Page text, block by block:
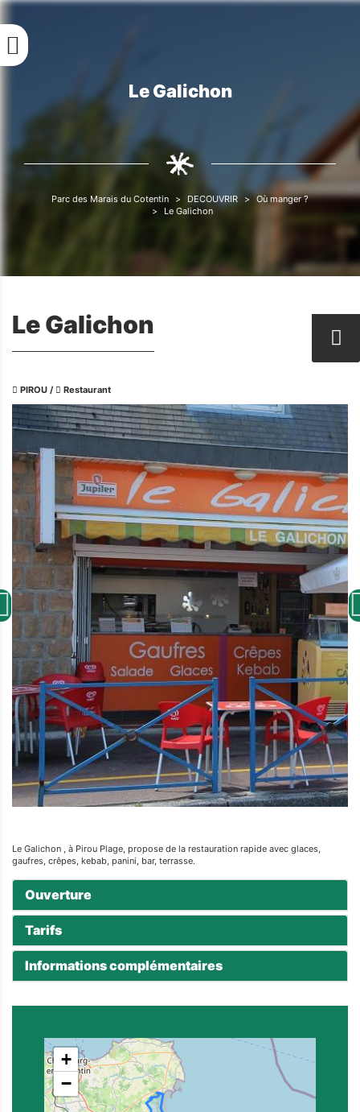
Aller
contenu
principal
Fil
d'Ariane
Le Galichon
d'Ariane
Parc des Marais du Cotentin DECOUVRIR
Où manger ?
Le Galichon
Le Galichon
PIROU / Restaurant
Le Galichon , à Pirou Plage, propose de la restauration rapide avec glaces,
gaufres, crêpes, kebab, panini, bar, terrasse.
Ouverture
Tarifs
Informations complémentaires
+
−